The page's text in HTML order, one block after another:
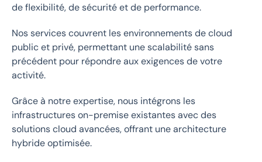
de flexibilité, de sécurité et de performance.
Nos services couvrent les environnements de cloud
public et privé, permettant une scalabilité sans
précédent pour répondre aux exigences de votre
activité.
Grâce à notre expertise, nous intégrons les
infrastructures on-premise existantes avec des
solutions cloud avancées, offrant une architecture
hybride optimisée.